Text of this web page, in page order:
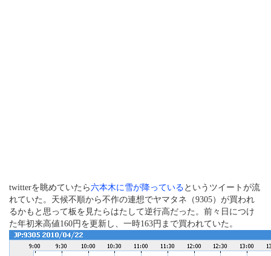
twitterを眺めていたら六本木に雪が降っている というツイートが流
れていた。天候不順から不作の連想でヤマタネ（9305）が買われ
るかもと思って板を見たらはたして逆行高だった。前々日につけ
た年初来高値160円を更新し、一時163円まで買われていた。